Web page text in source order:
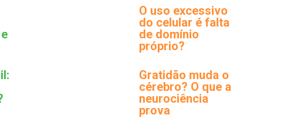
O uso excessivo
do celular é falta
de domínio
próprio?
Gratidão muda o
cérebro? O que a
neurociência
prova